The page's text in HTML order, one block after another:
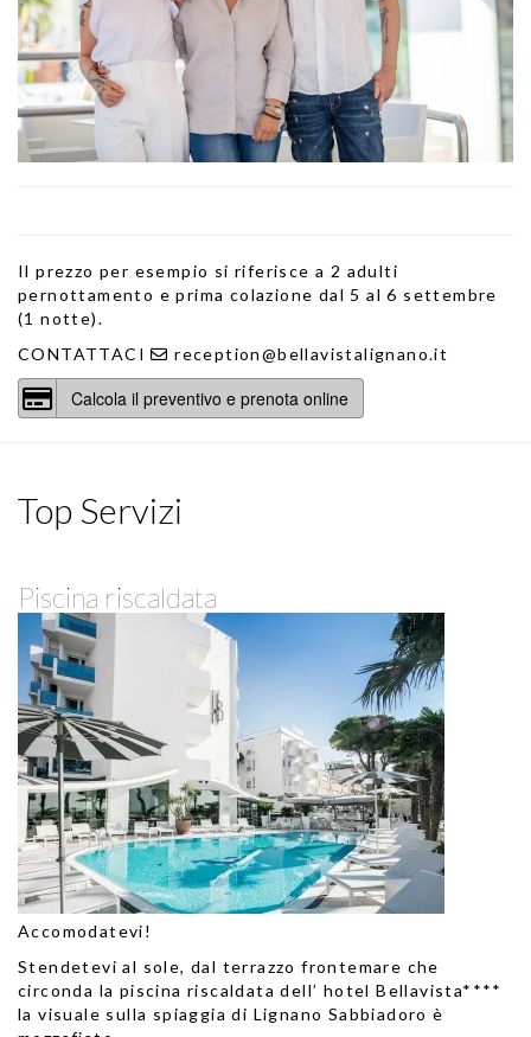
Il prezzo per esempio si riferisce a 2 adulti
pernottamento e prima colazione dal 5 al 6 settembre
(1 notte).
CONTATTACI
reception@bellavistalignano.it
Calcola il preventivo e prenota online
Top Servizi
Piscina riscaldata
Accomodatevi!
Stendetevi al sole, dal terrazzo frontemare che
circonda la piscina riscaldata dell’ hotel Bellavista****
la visuale sulla spiaggia di Lignano Sabbiadoro è